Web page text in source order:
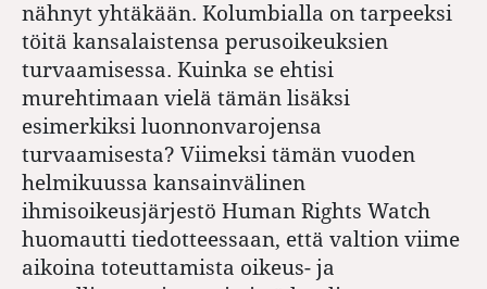
nähnyt yhtäkään. Kolumbialla on tarpeeksi
töitä kansalaistensa perusoikeuksien
turvaamisessa. Kuinka se ehtisi
murehtimaan vielä tämän lisäksi
esimerkiksi luonnonvarojensa
turvaamisesta? Viimeksi tämän vuoden
helmikuussa kansainvälinen
ihmisoikeusjärjestö Human Rights Watch
huomautti tiedotteessaan, että valtion viime
aikoina toteuttamista oikeus- ja